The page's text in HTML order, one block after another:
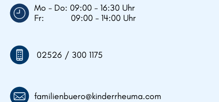
Mo - Do: 09:00 - 16:30 Uhr
Fr: 09:00 - 14:00 Uhr
02526 / 300 1175
familienbuero@kinderrheuma.com